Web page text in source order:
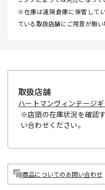
※在庫は遠隔倉庫に保管して
ている取扱店舗にご用意が無い
取扱店舗
ハートマンヴィンテージ
※店頭の在庫状況を確認
い合わせください。
商品についてのお問い合わせ